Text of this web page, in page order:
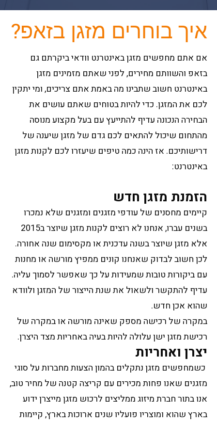
איך בוחרים מזגן בזאפ?
אם אתם מחפשים מזגן באינטרנט וודאי ביקרתם גם
בזאפ והשוותם מחירים, לפני שאתם מזמינים מזגן
באינטרנט חשוב שתבינו מה באמת אתם צריכים, ומי יתקין
לכם את המזגן. כדי להיות בטוחים שאתם עושים את
הבחירה הנכונה עדיף להתייעץ עם בעל מקצוע מנוסה
מהתחום שיכול להתאים לכם גדם של מזגן שיענה של
דרישותיכם. אז הינה כמה טיפים שיעזרו לכם לקנות מזגן
באינטרנט:
הזמנת מזגן חדש
קיימים מחסנים של עודפי מזגנים ומזגנים שלא נמכרו
בשנים עברו, אנחנו לא רוצים לקנות מזגן שיוצר ב2015
אלא מזגן שיוצר בשנה עדכנית או מקסימום שנה אחורה.
לכן חשוב לבדוק שאנחנו קונים ממפיץ מורשה או מחנות
עם ביקורות טובות שמעידות על כך שאפשר לסמוך עליה.
עדיף להתקשר ולשאול את שנת הייצור של המזגן ולוודא
שהוא אכן חדש.
במקרה של רכישה מספק שאינה מורשה או במקרה של
רכישת מזגן ישן עלולה להיות בעיה באחריות מצד היצרן.
יצרן ואחריות
כשמחפשים מזגן נתקלים בהמון הצעות מחברות על סוגי
מזגנים שאנו פחות מכירים עם קריצה קטנה של מחיר טוב,
אנו בתור חברת מיזוג ממליצים לרכוש מזגן מייצרן ידוע
בארץ שהוא ומוצריו פועליו שנים ארוכות בארץ, קיימות